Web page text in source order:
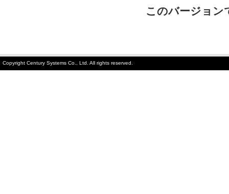
このバージョン
Copyright Century Systems Co., Ltd. All rights reserved.